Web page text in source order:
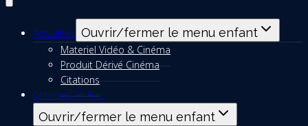
Actualités Ouvrir/fermer le menu enfant
Materiel Vidéo & Cinéma
Produit Dérivé Cinéma
Citations
Critiques et Avis
Ouvrir/fermer le menu enfant